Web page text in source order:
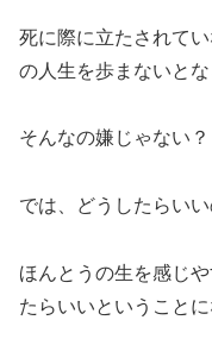
死に際に立たされて
の人生を歩まないと
そんなの嫌じゃない？
では、どうしたらいい
ほんとうの生を感じ
たらいいということに